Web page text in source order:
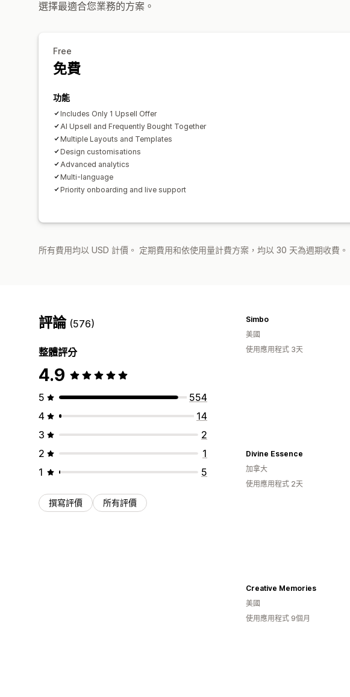
選擇最適合您業務的方案。
Free
免費
功能
Includes Only 1 Upsell Offer
AI Upsell and Frequently Bought Together
Multiple Layouts and Templates
Design customisations
Advanced analytics
Multi-language
Priority onboarding and live support
所有費用均以 USD 計價。 定期費用和依使用量計費方案，均以 30 天為週期收費。
評論 (576)
整體評分
4.9
5
554
4
14
3
2
2
1
1
5
撰寫評價 所有評價
Simbo
美國
使用應用程式 3天
Divine Essence
加拿大
使用應用程式 2天
Creative Memories
美國
使用應用程式 9個月